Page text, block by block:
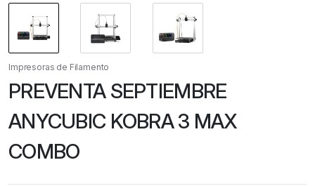
Impresoras de Filamento
PREVENTA SEPTIEMBRE
ANYCUBIC KOBRA 3 MAX
COMBO